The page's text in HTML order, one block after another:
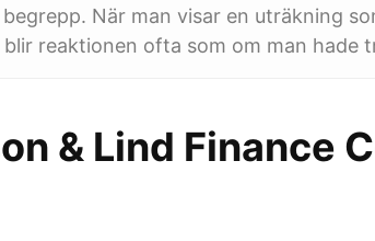
När man visar en uträkning
reaktionen ofta som om man hade
& Lind Finance